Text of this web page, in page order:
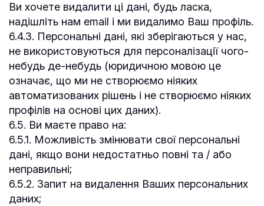
Ви хочете видалити ці дані, будь ласка,
надішліть нам email і ми видалимо Ваш профіль.
6.4.3. Персональні дані, які зберігаються у нас,
не використовуються для персоналізації чого-
небудь де-небудь (юридичною мовою це
означає, що ми не створюємо ніяких
автоматизованих рішень і не створюємо ніяких
профілів на основі цих даних).
6.5. Ви маєте право на:
6.5.1. Можливість змінювати свої персональні
дані, якщо вони недостатньо повні та / або
неправильні;
6.5.2. Запит на видалення Ваших персональних
даних;